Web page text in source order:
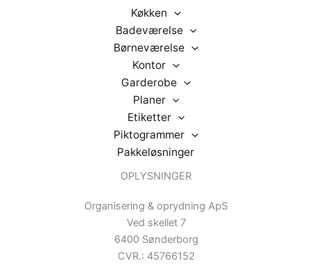
Køkken
Badeværelse
Børneværelse
Kontor
Garderobe
Planer
Etiketter
Piktogrammer
Pakkeløsninger
OPLYSNINGER
Organisering & oprydning ApS
Ved skellet 7
6400 Sønderborg
CVR.: 45766152